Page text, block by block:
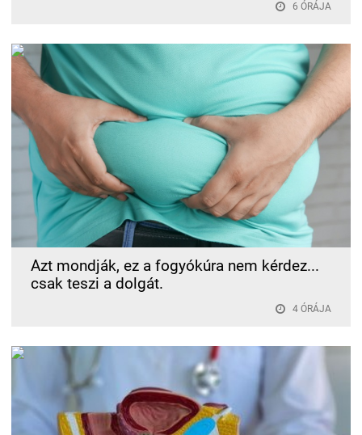
6 ÓRÁJA
Azt mondják, ez a fogyókúra nem kérdez...
csak teszi a dolgát.
4 ÓRÁJA